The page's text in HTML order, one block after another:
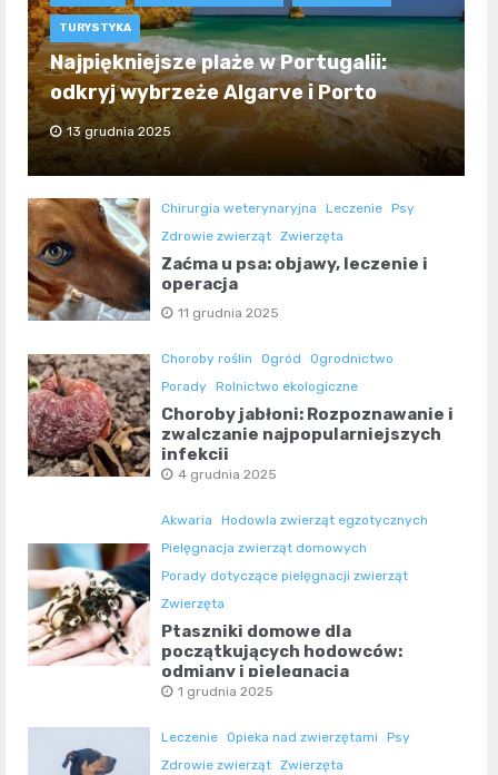
TURYSTYKA
Najpiękniejsze plaże w Portugalii:
odkryj wybrzeże Algarve i Porto
13 grudnia 2025
Chirurgia weterynaryjna Leczenie Psy
Zdrowie zwierząt Zwierzęta
Zaćma u psa: objawy, leczenie i
operacja
11 grudnia 2025
Choroby roślin Ogród
Ogrodnictwo
Porady Rolnictwo ekologiczne
Choroby jabłoni: Rozpoznawanie i
zwalczanie najpopularniejszych
infekcji
4 grudnia 2025
Akwaria
Hodowla zwierząt egzotycznych
Pielęgnacja zwierząt domowych
Porady dotyczące pielęgnacji zwierząt
Zwierzęta
Ptaszniki domowe dla
początkujących hodowców:
odmiany i pielęgnacja
1 grudnia 2025
Leczenie Opieka nad zwierzętami
Psy
Zdrowie zwierząt Zwierzęta